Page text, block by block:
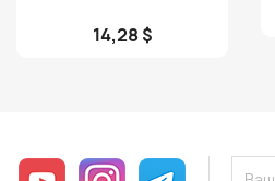
14,28 $
YouTube InstagramTelegram